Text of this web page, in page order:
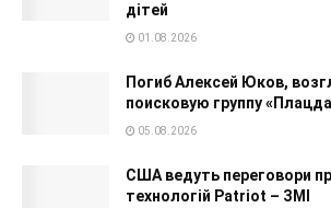
дітей
01.08.2026
Погиб Алексей Юков,
поисковую группу
05.08.2026
США ведуть переговори
технологій Patriot – ЗМІ